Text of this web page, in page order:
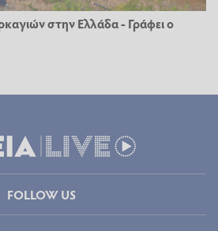
στην Ελλάδα - Γράφει ο
FOLLOW US